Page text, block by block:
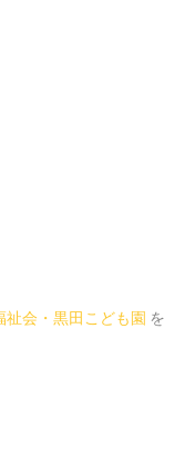
会・黒田こども園 を